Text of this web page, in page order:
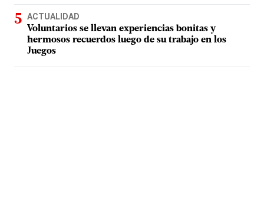
ACTUALIDAD
Voluntarios se llevan experiencias bonitas y
hermosos recuerdos luego de su trabajo en los
Juegos